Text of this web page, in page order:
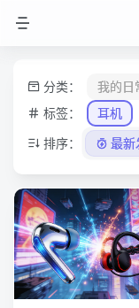
分类： 我的日
标签：
耳机
排序：
最新